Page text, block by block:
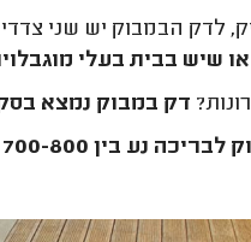
לדק הבמבוק יש שני
שיש בבית בעלי
דק במבוק נמצא
700-800 ₪ למ"ר כולל מע"מ.